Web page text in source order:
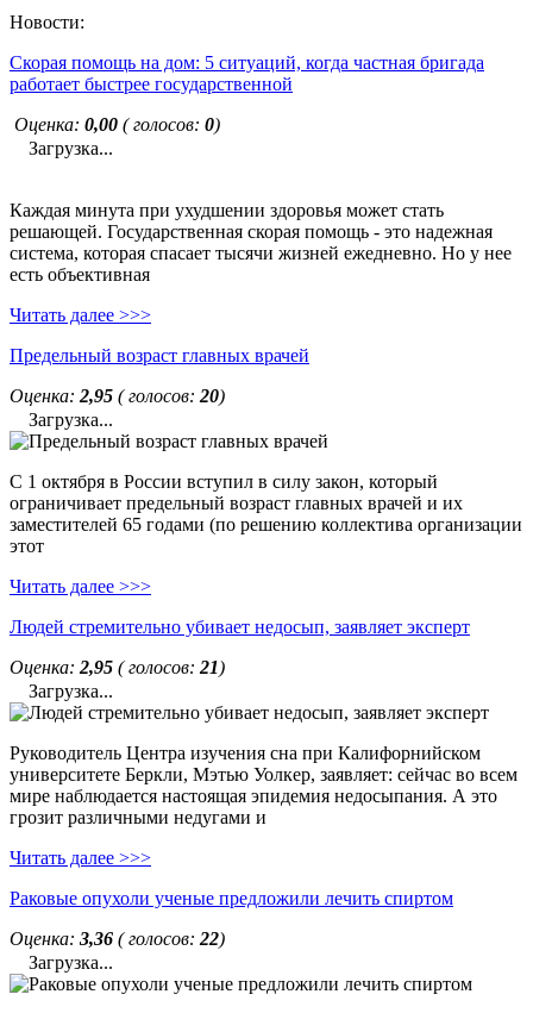
Новости:
Скорая помощь на дом: 5 ситуаций, когда частная бригада
работает быстрее государственной
Оценка: 0,00 ( голосов: 0)
Загрузка...
Каждая минута при ухудшении здоровья может стать
решающей. Государственная скорая помощь - это надежная
система, которая спасает тысячи жизней ежедневно. Но у нее
есть объективная
Читать далее >>>
Предельный возраст главных врачей
Оценка: 2,95 ( голосов: 20)
Загрузка...
С 1 октября в России вступил в силу закон, который
ограничивает предельный возраст главных врачей и их
заместителей 65 годами (по решению коллектива организации
этот
Читать далее >>>
Людей стремительно убивает недосып, заявляет эксперт
Оценка: 2,95 ( голосов: 21)
Загрузка...
Руководитель Центра изучения сна при Калифорнийском
университете Беркли, Мэтью Уолкер, заявляет: сейчас во всем
мире наблюдается настоящая эпидемия недосыпания. А это
грозит различными недугами и
Читать далее >>>
Раковые опухоли ученые предложили лечить спиртом
Оценка: 3,36 ( голосов: 22)
Загрузка...